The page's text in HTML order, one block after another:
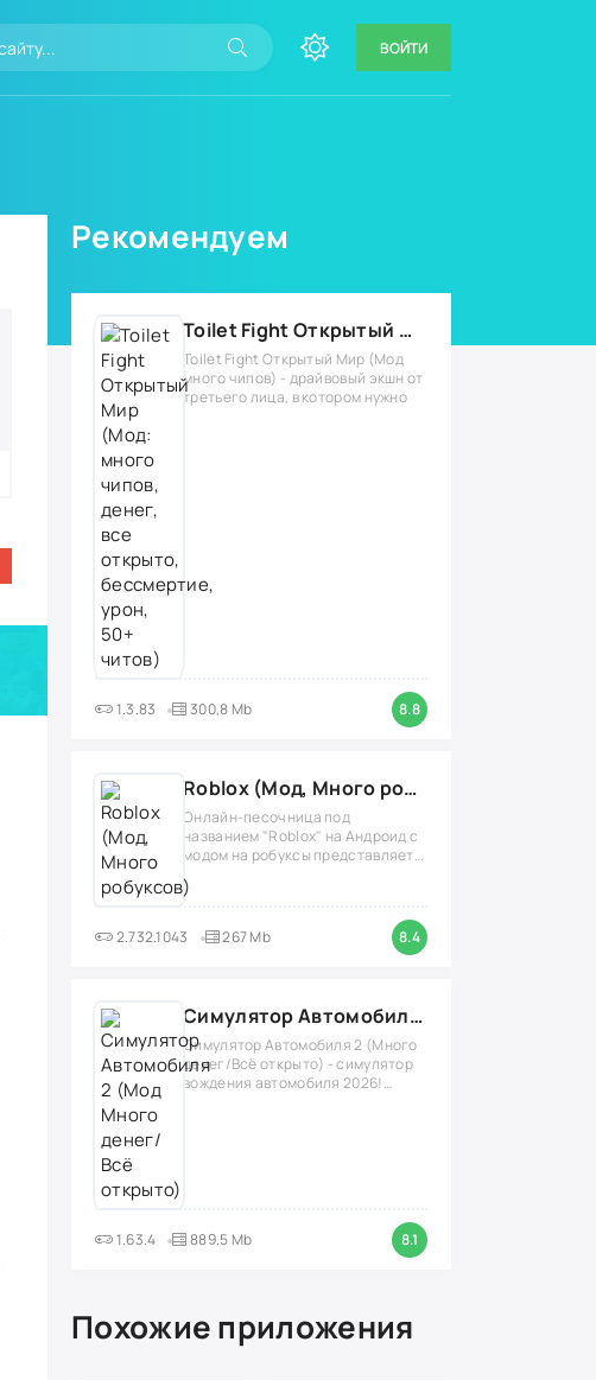
ВОЙТИ
Рекомендуем
Toilet Fight Открытый Мир (Мод: много чипов, денег, все открыто, бессмертие, урон, 50+ читов)
Toilet Fight Открытый Мир (Мод
много чипов) - драйвовый экшн от
третьего лица, в котором нужно
1.3.83 300,8 Mb 8.8
Roblox (Мод, Много робуксов)
Онлайн-песочница под
названием "Roblox" на Андроид с
модом на робуксы представляет
собой
2.732.1043 267 Mb 8.4
Симулятор Автомобиля 2 (Мод Много денег/Всё открыто)
Симулятор Автомобиля 2 (Много
денег/Всё открыто) - симулятор
вождения автомобиля 2026!
1.63.4 889.5 Mb 8.1
Похожие приложения